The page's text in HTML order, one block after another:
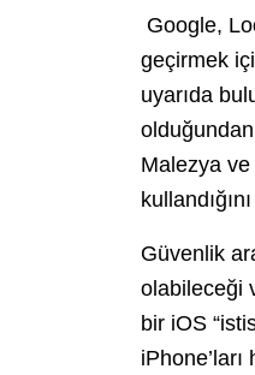
Google,
geçirmek
uyarıda
Malezya ve
Güvenlik
olabileceği
bir iOS